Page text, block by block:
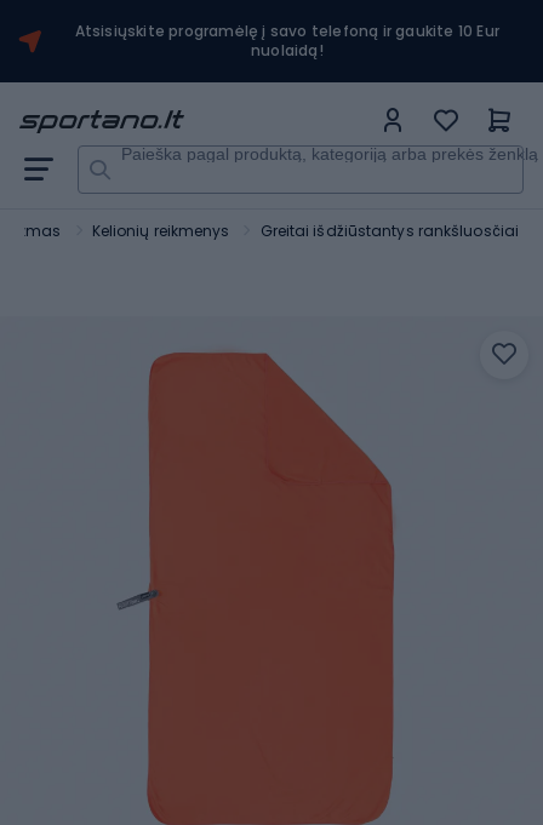
Atsisiųskite programėlę į savo telefoną ir gaukite 10 Eur
nuolaidą!
Paieška pagal produktą, kategoriją arba prekės ženklą
Kelionių reikmenys Greitai išdžiūstantys rankšluosčiai